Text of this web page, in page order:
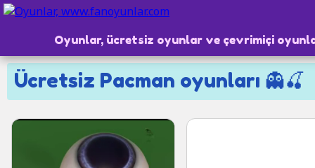
Oyunlar, ücretsiz oyunlar ve çevrimiçi
Ücretsiz Pacman oyunları 👻🍒